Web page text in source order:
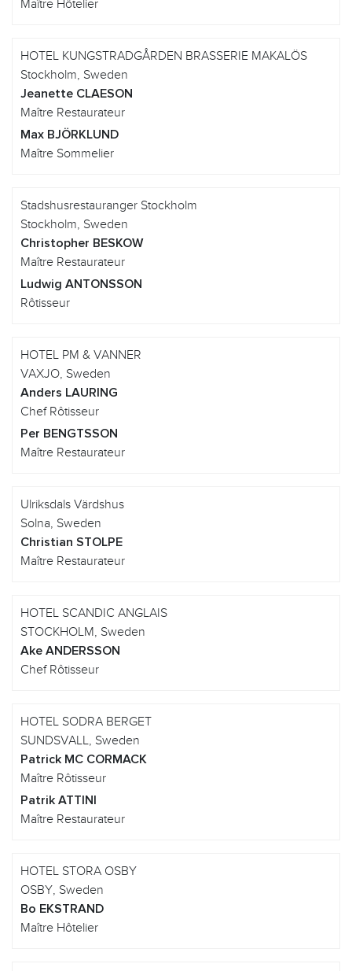
Maître Hôtelier
HOTEL KUNGSTRADGÅRDEN BRASSERIE MAKALÖS
Stockholm, Sweden
Jeanette CLAESON
Maître Restaurateur
Max BJÖRKLUND
Maître Sommelier
Stadshusrestauranger Stockholm
Stockholm, Sweden
Christopher BESKOW
Maître Restaurateur
Ludwig ANTONSSON
Rôtisseur
HOTEL PM & VANNER
VAXJO, Sweden
Anders LAURING
Chef Rôtisseur
Per BENGTSSON
Maître Restaurateur
Ulriksdals Värdshus
Solna, Sweden
Christian STOLPE
Maître Restaurateur
HOTEL SCANDIC ANGLAIS
STOCKHOLM, Sweden
Ake ANDERSSON
Chef Rôtisseur
HOTEL SODRA BERGET
SUNDSVALL, Sweden
Patrick MC CORMACK
Maître Rôtisseur
Patrik ATTINI
Maître Restaurateur
HOTEL STORA OSBY
OSBY, Sweden
Bo EKSTRAND
Maître Hôtelier